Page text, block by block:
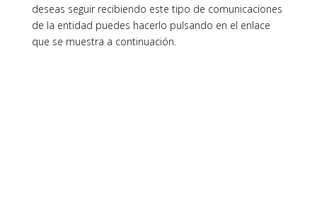
deseas seguir recibiendo este tipo de comunicaciones
de la entidad puedes hacerlo pulsando en el enlace
que se muestra a continuación.